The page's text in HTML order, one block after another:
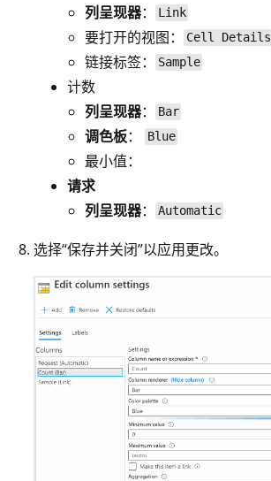
列呈现器： Link
要打开的视图： Cell Details
链接标签： Sample
计数
列呈现器： Bar
调色板： Blue
最小值：
请求
列呈现器： Automatic
选择“保存并关闭”以应用更改。